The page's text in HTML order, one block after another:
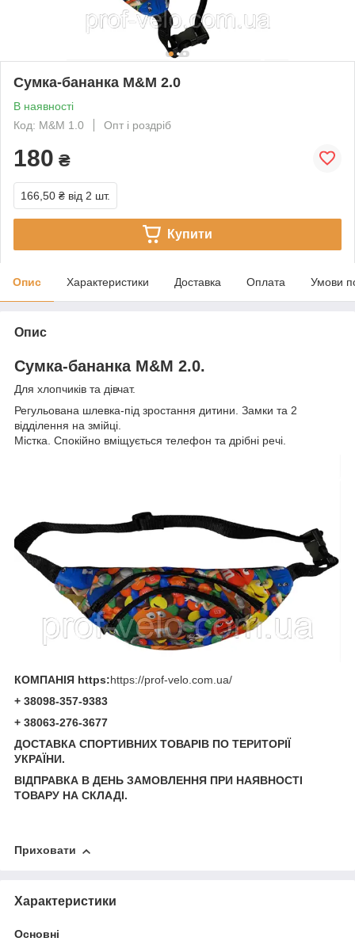
Сумка-бананка M&M 2.0
В наявності
Код: M&M 1.0
Опт і роздріб
180 ₴
166,50 ₴ від 2 шт.
Купити
Опис Характеристики Доставка Оплата Умови
Опис
Сумка-бананка M&M 2.0.
Для хлопчиків та дівчат.
Регульована шлевка-під зростання дитини. Замки та 2
відділення на змійці.
Містка. Спокійно вміщується телефон та дрібні речі.
КОМПАНІЯ https:https://prof-velo.com.ua/
+ 38098-357-9383
+ 38063-276-3677
ДОСТАВКА СПОРТИВНИХ ТОВАРІВ ПО ТЕРИТОРІЇ
УКРАЇНИ.
ВІДПРАВКА В ДЕНЬ ЗАМОВЛЕННЯ ПРИ НАЯВНОСТІ
ТОВАРУ НА СКЛАДІ.
Приховати
Характеристики
Основні